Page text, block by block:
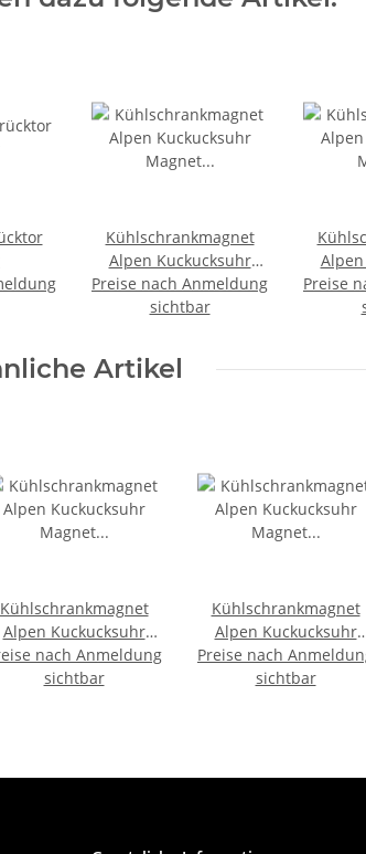
Kühlschrankmagnet
Alpen Kuckucksuhr
Magnet Reisemagnet
Mitbringsel Deko -
Preise nach Anmeldung
sichtbar
Preise
Artikel
Kühlschrankmagnet
Alpen Kuckucksuhr
Magnet
Urlaubserinnerung
nach Anmeldung
sichtbar
Kühlschrankmagnet
Alpen Kuckucksuhr
Magnet
Urlaubserinnerung
Preise nach
sichtbar